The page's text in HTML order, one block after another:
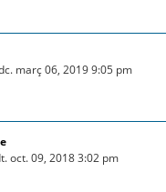
març 06, 2019 9:05 pm
oct. 09, 2018 3:02 pm